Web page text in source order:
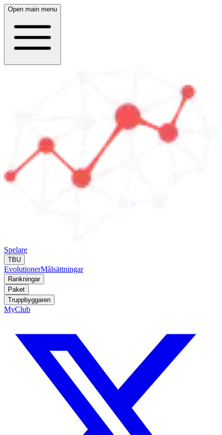
Open main menu
Spelare
TBU
EvolutionerMålsättningar
Rankningar
Paket
Truppbyggaren
MyClub